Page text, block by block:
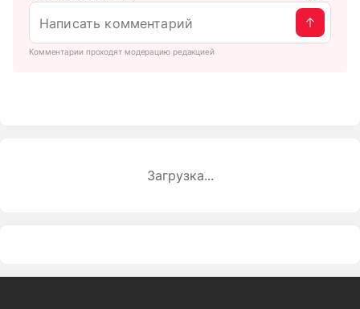
Комментарии проходят модерацию редакцией
Загрузка...